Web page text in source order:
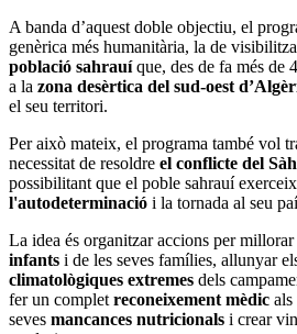
A banda d’aquest doble objectiu, el
genèrica més humanitària, la de
població sahrauíque, des de fa més de
a la zona desèrtica del sud-oest
el seu territori.
Per això mateix, el programa també vol
necessitat de resoldre el conflicte del
possibilitant que el poble sahrauí
l'autodeterminació i la tornada al seu
La idea és organitzar accions per millorar
infants i de les seves famílies, allunyar
climatològiques extremes dels
fer un complet reconeixement mèdic als
seves mancances nutricionals i crear